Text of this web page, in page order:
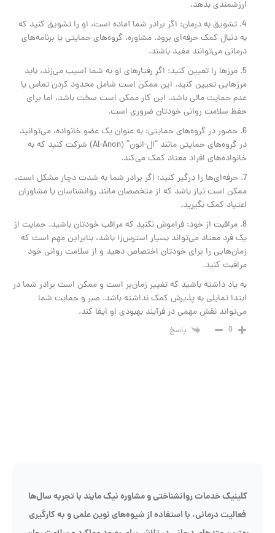
ارزشمندی بدهد.
4. تشویق به درمان: اگر برادر شما آماده است، او را تشویق کنید که
به دنبال کمک حرفه‌ای برود. مشاوره، گروه‌های حمایتی یا برنامه‌های
درمانی می‌توانند مفید باشند.
5. مرزها را تعیین کنید: اگر رفتارهای او به شما آسیب می‌زند، باید
مرزهایی تعیین کنید. این ممکن است شامل محدود کردن تماس یا
عدم حمایت مالی باشد. این کار ممکن است سخت باشد، اما برای
حفظ سلامت روانی خودتان ضروری است.
6. حضور در گروه‌های حمایتی: به عنوان یک عضو خانواده، می‌توانید
در گروه‌های حمایتی مانند “ال-انون” (Al-Anon) شرکت کنید که به
خانواده‌های افراد معتاد کمک می‌کند.
7. حرفه‌ای‌ها را درگیر کنید: اگر برادر شما به شدت دچار مشکل است،
ممکن است نیاز باشد که از متخصصان مانند روانشناسان یا مشاوران
اعتیاد کمک بگیرید.
8. مراقبت از خود: فراموش نکنید که مراقب خودتان باشید. حمایت از
یک فرد معتاد می‌تواند بسیار استرس‌زا باشد، بنابراین مهم است که
زمان‌هایی را برای خودتان اختصاص دهید و از سلامت روانی خود
مراقبت کنید.
به یاد داشته باشید که تغییر زمان‌بر است و ممکن است برادر شما در
ابتدا تمایلی به پذیرش کمک نداشته باشد. صبر و حمایت شما
می‌تواند نقش مهمی در فرآیند بهبودی او ایفا کند.
پاسخ
کلینیک خدمات روانشناختی و مشاوره نیک مایند با تجربه سال‌ها
فعالیت درمانی، با استفاده از شیوه‌های نوین علمی و به کارگیری